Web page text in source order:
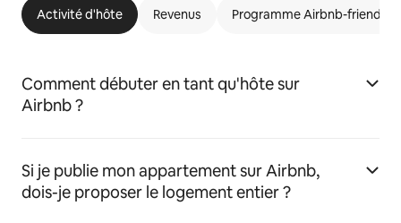
Activité d'hôte Revenus Programme Airbnb-friendly
Comment débuter en tant qu'hôte sur
Airbnb ?
Si je publie mon appartement sur Airbnb,
dois-je proposer le logement entier ?